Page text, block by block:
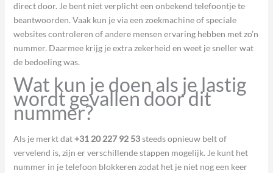
direct door. Je bent niet verplicht een onbekend telefoontje te
beantwoorden. Vaak kun je via een zoekmachine of speciale
websites controleren of andere mensen ervaring hebben met zo’n
nummer. Daarmee krijg je extra zekerheid en weet je sneller wat
de bedoeling was.
Wat kun je doen als je lastig
wordt gevallen door dit
nummer?
Als je merkt dat+31 20 227 92 53steeds opnieuw belt of
vervelend is, zijn er verschillende stappen mogelijk. Je kunt het
nummer in je telefoon blokkeren zodat het je niet nog een keer